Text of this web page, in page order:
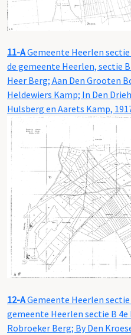
11-AGemeente Heerlen
de gemeente Heerlen, sectie
Heer Berg; Aan Den Grooten
Heldewiers Kamp; In Den
Hulsberg en Aarets Kamp,
12-AGemeente Heerlen
gemeente Heerlen sectie B
Robroeker Berg; By Den